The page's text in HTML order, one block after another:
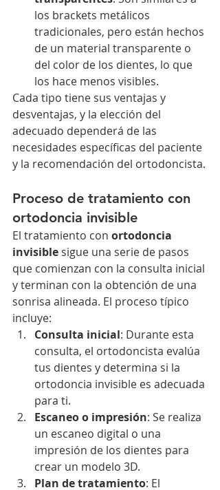
los brackets metálicos
tradicionales, pero están hechos
de un material transparente o
del color de los dientes, lo que
los hace menos visibles.
Cada tipo tiene sus ventajas y
desventajas, y la elección del
adecuado dependerá de las
necesidades específicas del paciente
y la recomendación del ortodoncista.
Proceso de tratamiento con
ortodoncia invisible
El tratamiento con ortodoncia
invisible sigue una serie de pasos
que comienzan con la consulta inicial
y terminan con la obtención de una
sonrisa alineada. El proceso típico
incluye:
Consulta inicial: Durante esta
consulta, el ortodoncista evalúa
tus dientes y determina si la
ortodoncia invisible es adecuada
para ti.
Escaneo o impresión: Se realiza
un escaneo digital o una
impresión de los dientes para
crear un modelo 3D.
Plan de tratamiento: El